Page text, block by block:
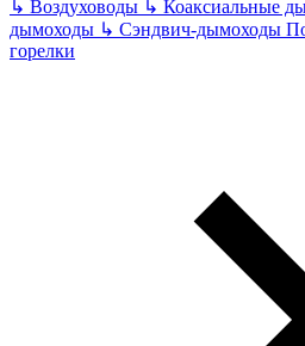
↳ Воздуховоды ↳ Коаксиальные
дымоходы ↳ Сэндвич-дымоходы
горелки